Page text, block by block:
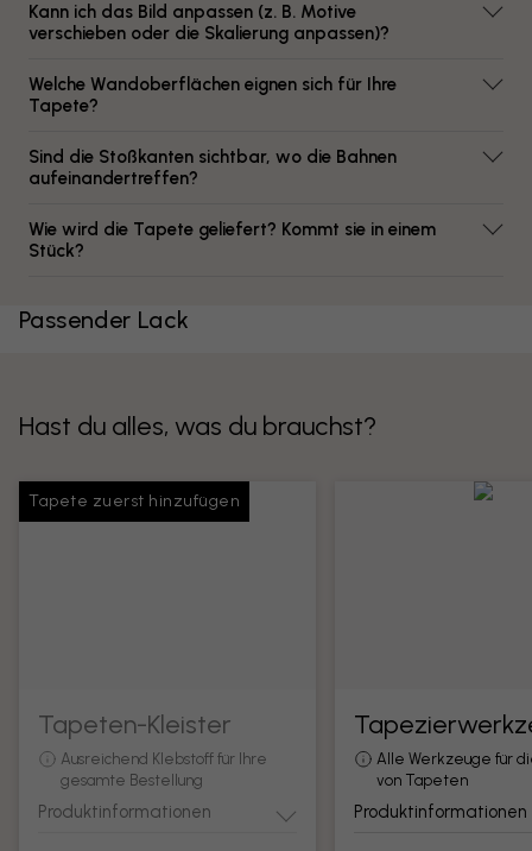
Kann ich das Bild anpassen (z. B. Motive
verschieben oder die Skalierung anpassen)?
Welche Wandoberflächen eignen sich für Ihre
Tapete?
Sind die Stoßkanten sichtbar, wo die Bahnen
aufeinandertreffen?
Wie wird die Tapete geliefert? Kommt sie in einem
Stück?
Passender Lack
Hast du alles, was du brauchst?
Tapete zuerst hinzufügen
Tapeten-Kleister
Ausreichend Klebstoff für Ihre
gesamte Bestellung
Produktinformationen
Alle Werkzeuge für
von Tapeten
Produktinformationen